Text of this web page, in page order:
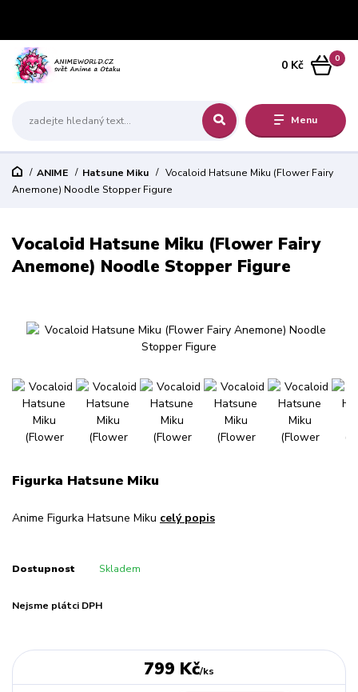
Menu
0
0 Kč
ANIME Hatsune Miku
Vocaloid Hatsune Miku (Flower Fairy
Anemone) Noodle Stopper Figure
Vocaloid Hatsune Miku (Flower Fairy
Anemone) Noodle Stopper Figure
Figurka Hatsune Miku
Anime Figurka Hatsune Miku celý popis
Dostupnost Skladem
Nejsme plátci DPH
799 Kč/ks